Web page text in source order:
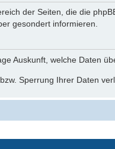
der Seiten, die die
gesondert informieren.
Auskunft, welche Daten
Sperrung Ihrer Daten